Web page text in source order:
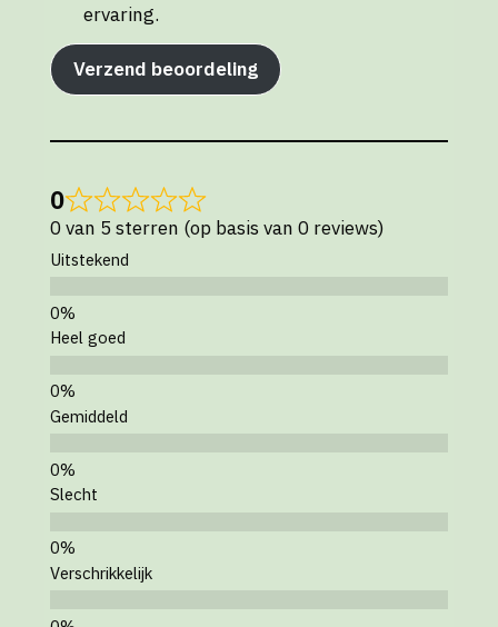
ervaring.
Verzend beoordeling
0
0 van 5 sterren (op basis van 0 reviews)
Uitstekend
Heel goed
Gemiddeld
Slecht
Verschrikkelijk